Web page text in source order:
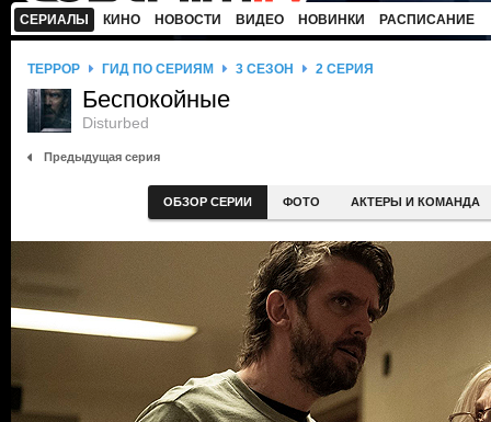
СЕРИАЛЫ КИНО НОВОСТИ ВИДЕО НОВИНКИ РАСПИСАНИЕ
ТЕРРОР ГИД ПО СЕРИЯМ 3 СЕЗОН 2 СЕРИЯ
Беспокойные
Disturbed
Предыдущая серия
ОБЗОР СЕРИИ ФОТО АКТЕРЫ И КОМАНДА